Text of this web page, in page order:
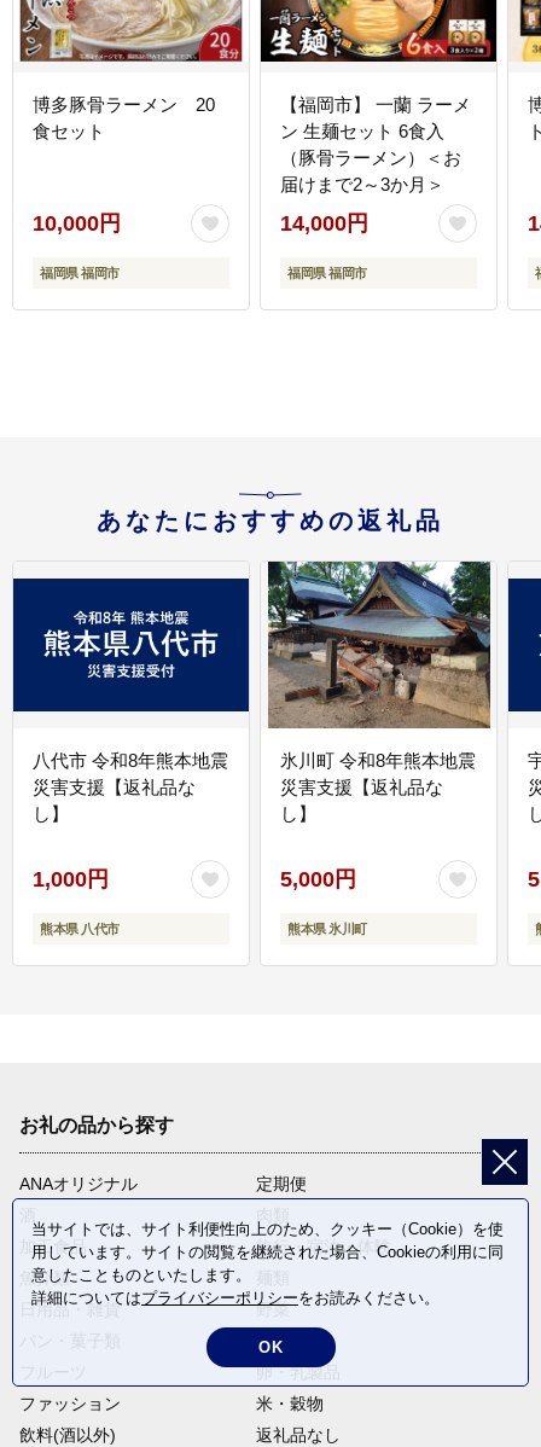
博多豚骨ラーメン 20
食セット
10,000円
福岡県 福岡市
【福岡市】 一蘭 ラーメ
ン 生麺セット 6食入
（豚骨ラーメン）＜お
届けまで2～3か月＞
14,000円
福岡県 福岡市
あなたにおすすめの返礼品
八代市 令和8年熊本地震
災害支援【返礼品な
し】
1,000円
熊本県 八代市
氷川町 令和8年熊本地震
災害支援【返礼品な
し】
5,000円
熊本県 氷川町
お礼の品から探す
ANAオリジナル
定期便
加工食品
旅行・宿泊・体験
魚介類
日用品・雑貨
野菜
電化製品
卵・乳製品
ファッション
米・穀物
飲料(酒以外)
返礼品なし
当サイトでは、サイト利便性向上のため、クッキー（Cookie）を使
用しています。サイトの閲覧を継続された場合、Cookieの利用に同
意したことものといたします。
詳細についてはプライバシーポリシーをお読みください。
OK